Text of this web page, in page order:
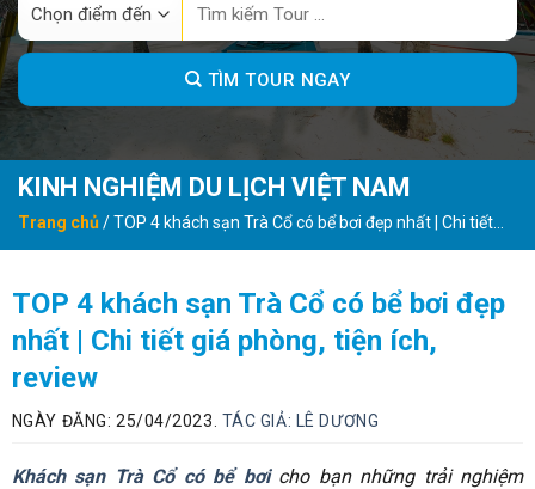
TÌM TOUR NGAY
KINH NGHIỆM DU LỊCH VIỆT NAM
Trang chủ/TOP 4 khách sạn Trà Cổ có bể bơi đẹp nhất | Chi tiết
giá phòng, tiện ích, review
TOP 4 khách sạn Trà Cổ có bể bơi đẹp
nhất | Chi tiết giá phòng, tiện ích,
review
NGÀY ĐĂNG: 25/04/2023. TÁC GIẢ: LÊ DƯƠNG
Khách sạn Trà Cổ có bể bơicho bạn những trải nghiệm